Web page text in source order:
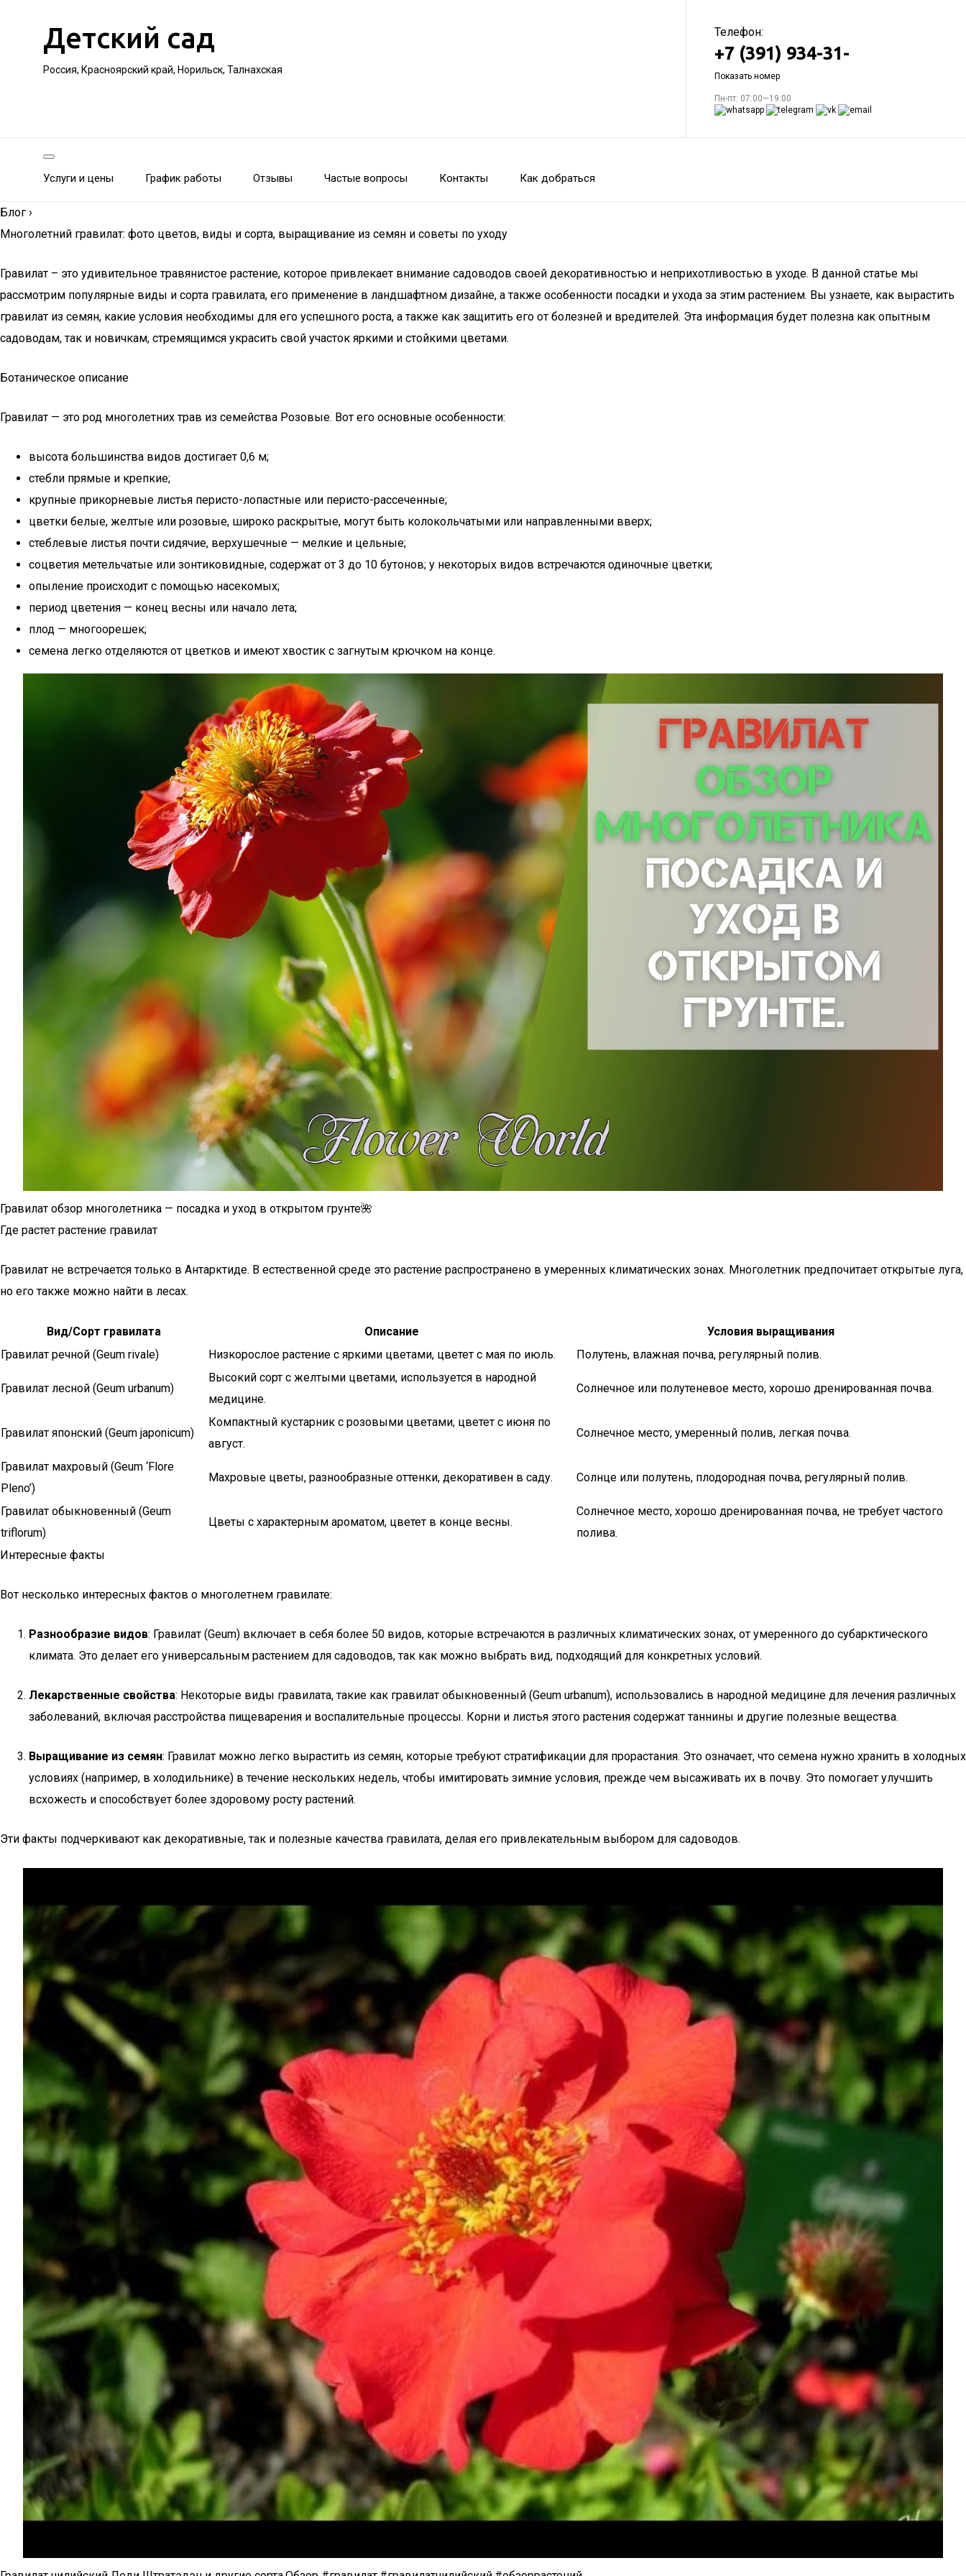
Детский сад
Россия, Красноярский край, Норильск, Талнахская
Телефон:
+7 (391) 934-31-
Показать номер
Пн-пт: 07:00—19:00
Услуги и цены График работы Отзывы Частые вопросы Контакты Как добраться
Блог ›
Многолетний гравилат: фото цветов, виды и сорта, выращивание из семян и советы по уходу
Гравилат – это удивительное травянистое растение, которое привлекает внимание садоводов своей декоративностью и неприхотливостью в уходе. В данной статье мы
рассмотрим популярные виды и сорта гравилата, его применение в ландшафтном дизайне, а также особенности посадки и ухода за этим растением. Вы узнаете, как вырастить
гравилат из семян, какие условия необходимы для его успешного роста, а также как защитить его от болезней и вредителей. Эта информация будет полезна как опытным
садоводам, так и новичкам, стремящимся украсить свой участок яркими и стойкими цветами.
Ботаническое описание
Гравилат — это род многолетних трав из семейства Розовые. Вот его основные особенности:
высота большинства видов достигает 0,6 м;
стебли прямые и крепкие;
крупные прикорневые листья перисто-лопастные или перисто-рассеченные;
цветки белые, желтые или розовые, широко раскрытые, могут быть колокольчатыми или направленными вверх;
стеблевые листья почти сидячие, верхушечные — мелкие и цельные;
соцветия метельчатые или зонтиковидные, содержат от 3 до 10 бутонов; у некоторых видов встречаются одиночные цветки;
опыление происходит с помощью насекомых;
период цветения — конец весны или начало лета;
плод — многоорешек;
семена легко отделяются от цветков и имеют хвостик с загнутым крючком на конце.
Гравилат обзор многолетника — посадка и уход в открытом грунте🌺
Где растет растение гравилат
Гравилат не встречается только в Антарктиде. В естественной среде это растение распространено в умеренных климатических зонах. Многолетник предпочитает открытые луга,
но его также можно найти в лесах.
Вид/Сорт гравилата Описание
Условия выращивания
Гравилат речной (Geum rivale)
Низкорослое растение с яркими цветами, цветет с мая по июль. Полутень, влажная почва, регулярный полив.
Гравилат лесной (Geum urbanum)
Высокий сорт с желтыми цветами, используется в народной
медицине.
Солнечное или полутеневое место, хорошо дренированная почва.
Гравилат японский (Geum japonicum)
Компактный кустарник с розовыми цветами, цветет с июня по
август.
Солнечное место, умеренный полив, легкая почва.
Гравилат махровый (Geum ‘Flore
Pleno’)
Махровые цветы, разнообразные оттенки, декоративен в саду. Солнце или полутень, плодородная почва, регулярный полив.
Гравилат обыкновенный (Geum
triflorum)
Цветы с характерным ароматом, цветет в конце весны.
Солнечное место, хорошо дренированная почва, не требует частого
полива.
Интересные факты
Вот несколько интересных фактов о многолетнем гравилате:
Разнообразие видов: Гравилат (Geum) включает в себя более 50 видов, которые встречаются в различных климатических зонах, от умеренного до субарктического
климата. Это делает его универсальным растением для садоводов, так как можно выбрать вид, подходящий для конкретных условий.
Лекарственные свойства: Некоторые виды гравилата, такие как гравилат обыкновенный (Geum urbanum), использовались в народной медицине для лечения различных
заболеваний, включая расстройства пищеварения и воспалительные процессы. Корни и листья этого растения содержат таннины и другие полезные вещества.
Выращивание из семян: Гравилат можно легко вырастить из семян, которые требуют стратификации для прорастания. Это означает, что семена нужно хранить в холодных
условиях (например, в холодильнике) в течение нескольких недель, чтобы имитировать зимние условия, прежде чем высаживать их в почву. Это помогает улучшить
всхожесть и способствует более здоровому росту растений.
Эти факты подчеркивают как декоративные, так и полезные качества гравилата, делая его привлекательным выбором для садоводов.